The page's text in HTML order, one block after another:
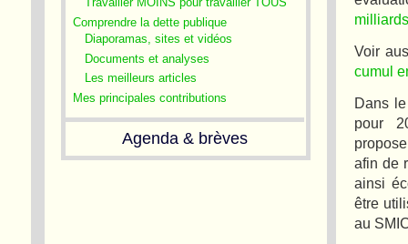
Comprendre la dette publique
Diaporamas, sites et vidéos
Documents et analyses
Les meilleurs articles
Mes principales contributions
Agenda & brèves
Voir
cumul
Dans
pour
afin de
ainsi
être
au